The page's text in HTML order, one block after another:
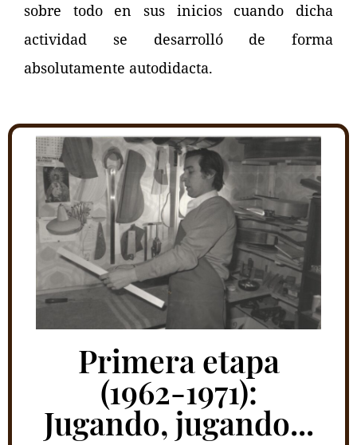
sobre todo en sus inicios cuando dicha
actividad se desarrolló de forma
absolutamente autodidacta.
Primera etapa
(1962-1971):
Jugando, jugando...